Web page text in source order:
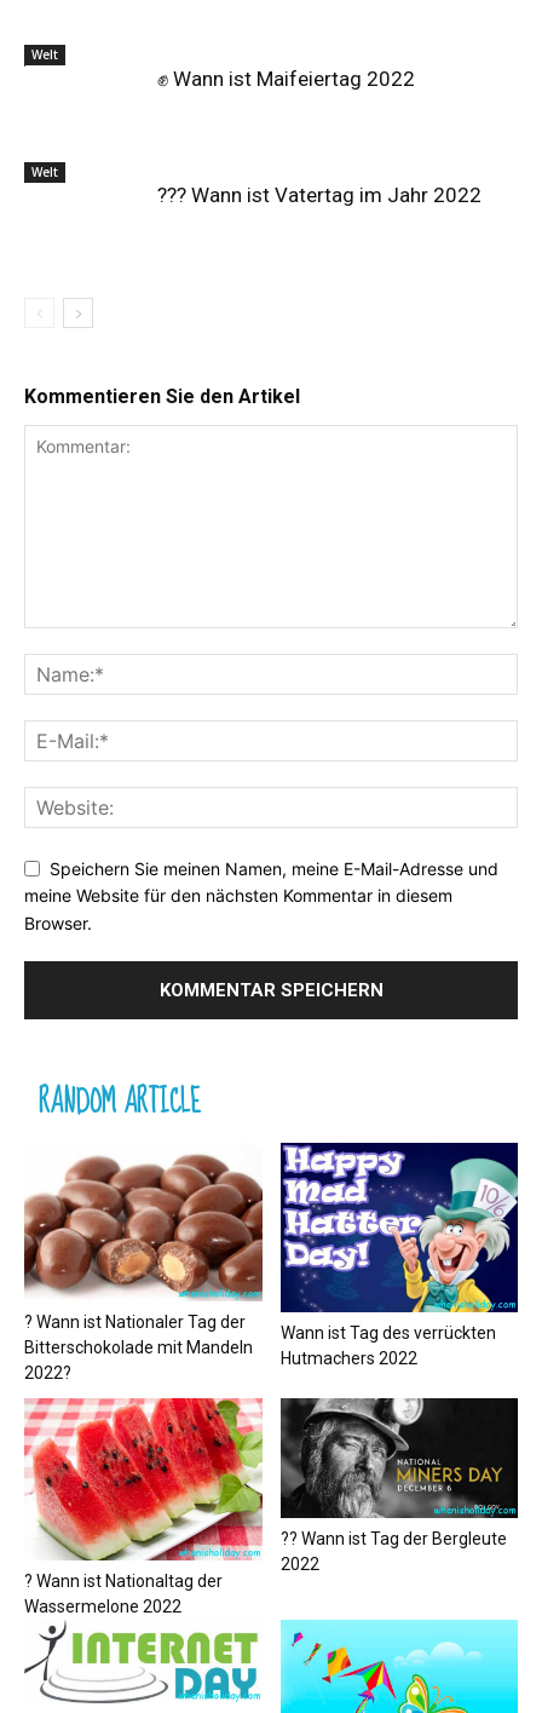
Welt
✊ Wann ist Maifeiertag 2022
Welt
?‍?‍? Wann ist Vatertag im Jahr 2022
Kommentieren Sie den Artikel
Speichern Sie meinen Namen, meine E-Mail-Adresse und
meine Website für den nächsten Kommentar in diesem
Browser.
RANDOM ARTICLE
? Wann ist Nationaler Tag der
Bitterschokolade mit Mandeln
2022?
Wann ist Tag des verrückten
Hutmachers 2022
? Wann ist Nationaltag der
Wassermelone 2022
?‍? Wann ist Tag der Bergleute
2022